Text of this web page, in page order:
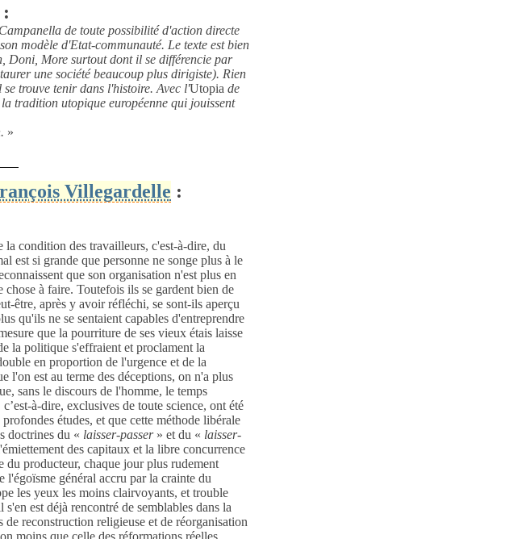
de toute possibilité d'action directe
modèle d'Etat-communauté. Le texte est bien
Doni, More surtout dont il se différencie par
une société beaucoup plus dirigiste). Rien
trouve tenir dans l'histoire. Avec l'Utopia de
tradition utopique européenne qui jouissent
»
Villegardelle :
la condition des travailleurs, c'est-à-dire, du
est si grande que personne ne songe plus à le
que son organisation n'est plus en
à faire. Toutefois ils se gardent bien de
être, après y avoir réfléchi, se sont-ils aperçu
qu'ils ne se sentaient capables d'entreprendre
que la pourriture de ses vieux étais laisse
la politique s'effraient et proclament la
en proportion de l'urgence et de la
l'on est au terme des déceptions, on n'a plus
sans le discours de l'homme, le temps
à-dire, exclusives de toute science, ont été
études, et que cette méthode libérale
doctrines du « laisser-passer» et du « laisser-
des capitaux et la libre concurrence
du producteur, chaque jour plus rudement
l'égoïsme général accru par la crainte du
les yeux les moins clairvoyants, et trouble
est déjà rencontré de semblables dans la
reconstruction religieuse et de réorganisation
moins que celle des réformations réelles.